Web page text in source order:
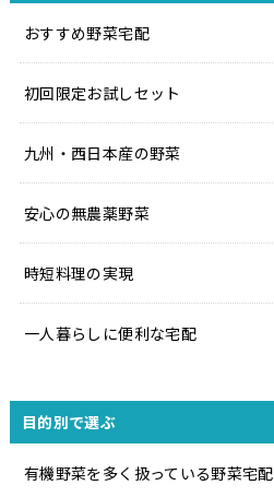
おすすめ野菜宅配
初回限定お試しセット
九州・西日本産の野菜
安心の無農薬野菜
時短料理の実現
一人暮らしに便利な宅配
目的別で選ぶ
有機野菜を多く扱っている野菜宅配